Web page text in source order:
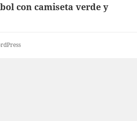
con camiseta verde y